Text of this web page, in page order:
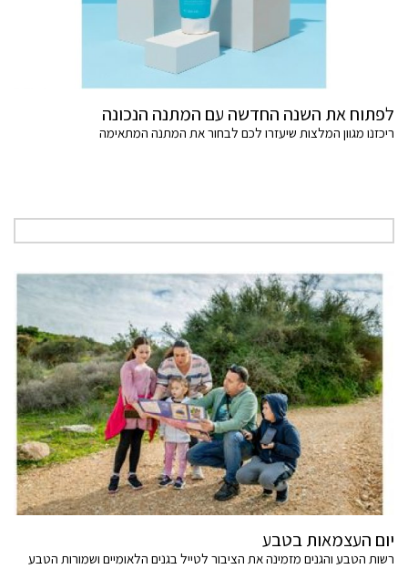
לפתוח את השנה החדשה עם המתנה הנכונה
ריכזנו מגוון המלצות שיעזרו לכם לבחור את המתנה המתאימה
יום העצמאות בטבע
רשות הטבע והגנים מזמינה את הציבור לטייל בגנים הלאומיים ושמורות הטבע